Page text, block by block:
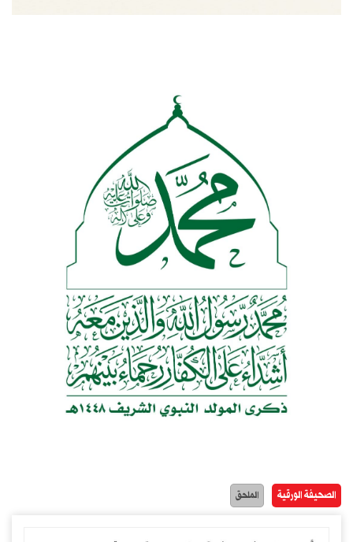
الصحيفة الورقية الملحق